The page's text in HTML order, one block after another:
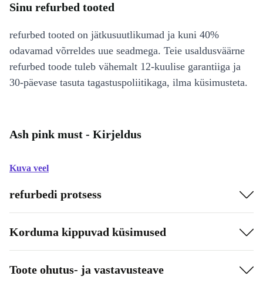
Sinu refurbed tooted
refurbed tooted on jätkusuutlikumad ja kuni 40%
odavamad võrreldes uue seadmega. Teie usaldusväärne
refurbed toode tuleb vähemalt 12-kuulise garantiiga ja
30-päevase tasuta tagastuspoliitikaga, ilma küsimusteta.
Ash pink must - Kirjeldus
Kuva veel
refurbedi protsess
Korduma kippuvad küsimused
Toote ohutus- ja vastavusteave